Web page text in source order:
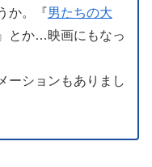
か。『男たちの大
とか…映画にもなっ
ーションもありまし